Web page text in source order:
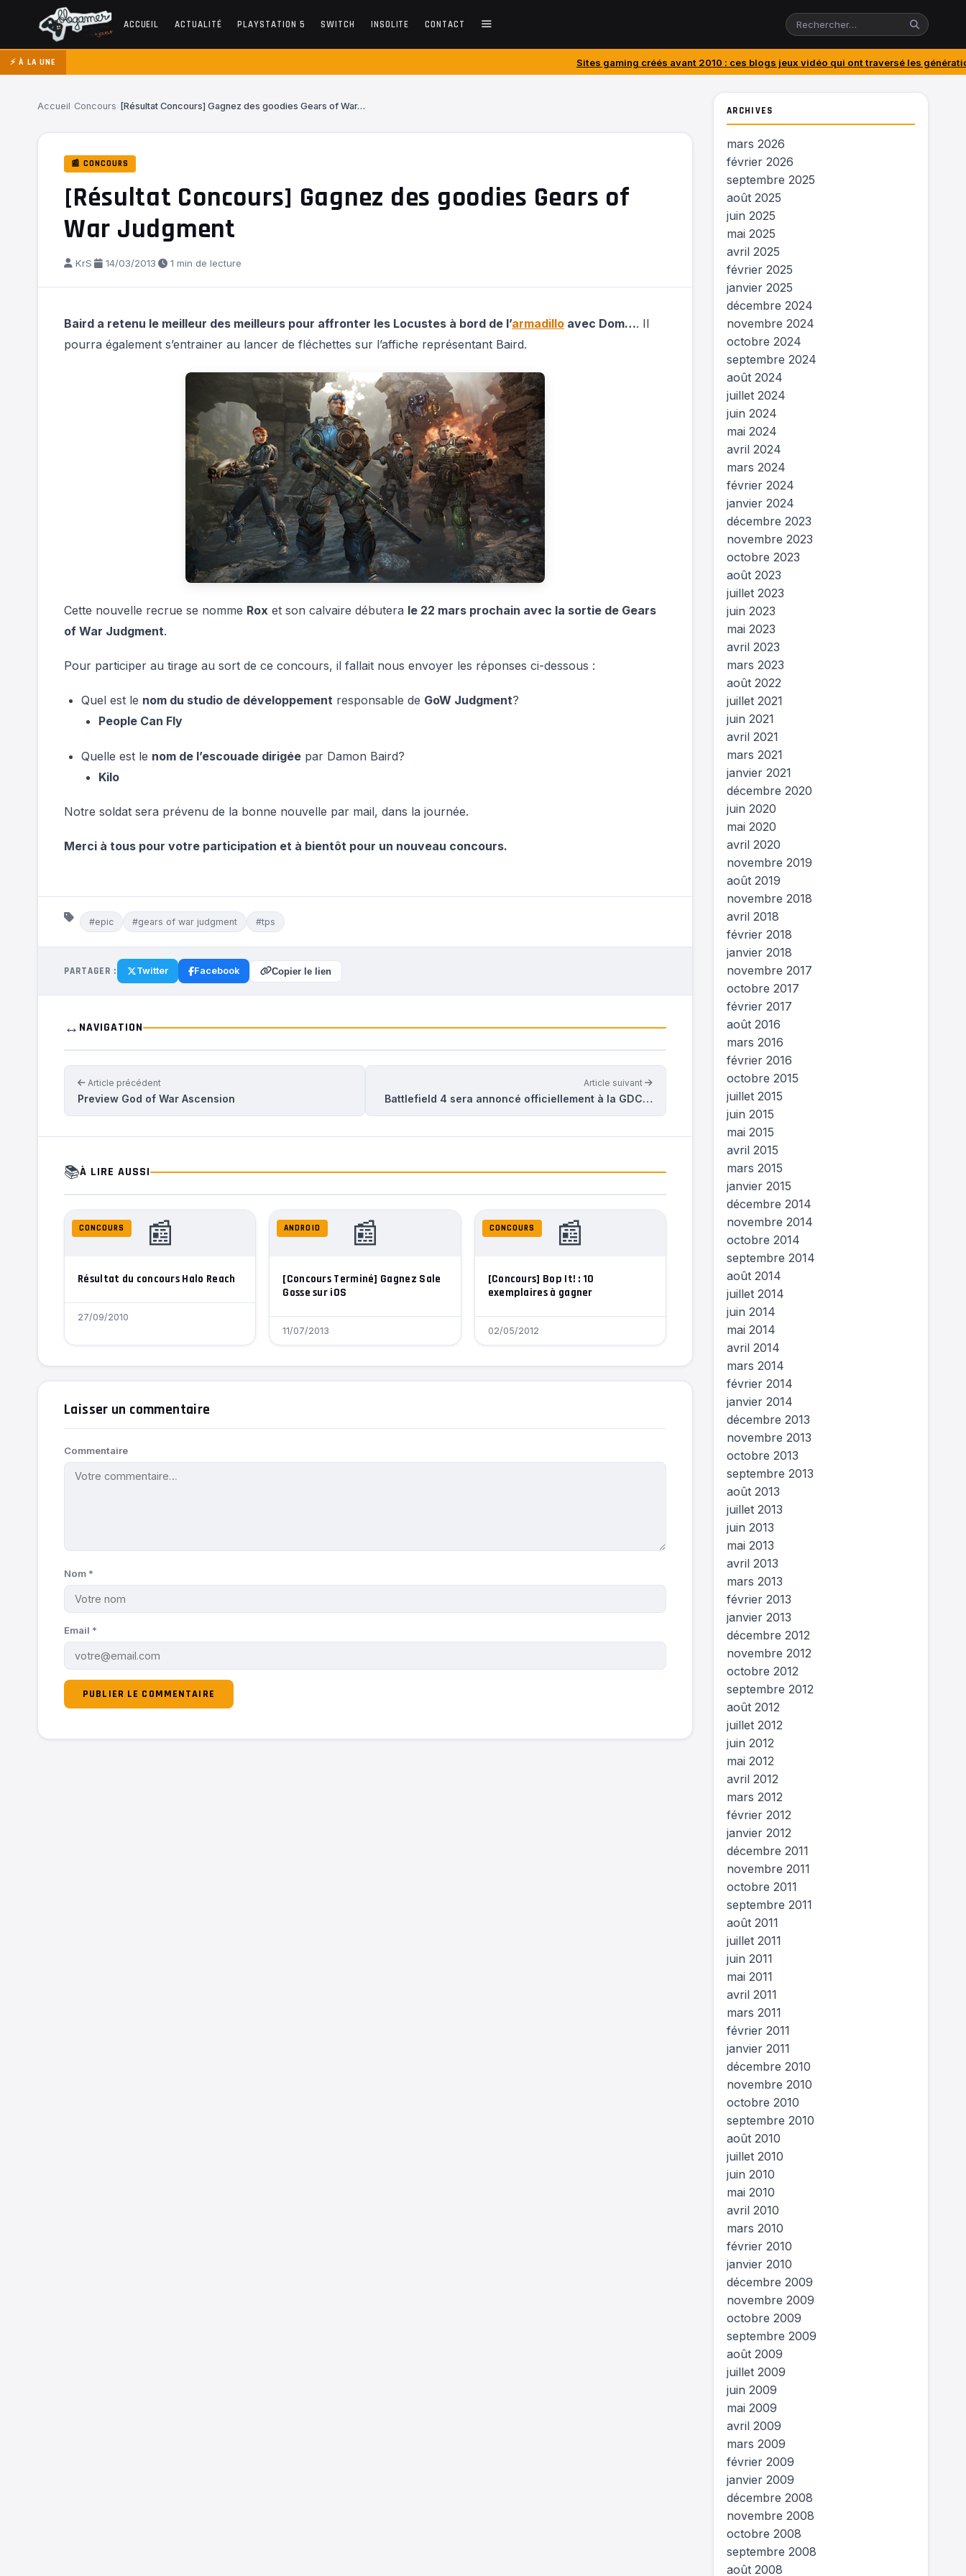
ACCUEIL ACTUALITÉ PLAYSTATION 5 SWITCH INSOLITE CONTACT
⚡ À LA UNE Sites gaming créés avant 2010 : ces blogs jeux vidéo qui ont traversé les générationsJ’ai acheté
Accueil Concours [Résultat Concours] Gagnez des goodies Gears of War…
📰 CONCOURS
[Résultat Concours] Gagnez des goodies Gears of
War Judgment
KrS· 14/03/2013· 1 min de lecture
Baird a retenu le meilleur des meilleurs pour affronter les Locustes à bord de l’armadillo avec Dom…. Il
pourra également s’entrainer au lancer de fléchettes sur l’affiche représentant Baird.
Cette nouvelle recrue se nomme Rox et son calvaire débutera le 22 mars prochain avec la sortie de Gears
of War Judgment.
Pour participer au tirage au sort de ce concours, il fallait nous envoyer les réponses ci-dessous :
Quel est le nom du studio de développement responsable de GoW Judgment?
People Can Fly
Quelle est le nom de l’escouade dirigée par Damon Baird?
Kilo
Notre soldat sera prévenu de la bonne nouvelle par mail, dans la journée.
Merci à tous pour votre participation et à bientôt pour un nouveau concours.
#epic #gears of war judgment #tps
PARTAGER : Twitter Facebook Copier le lien
↔️ NAVIGATION
Article précédent
Preview God of War Ascension
Article suivant
Battlefield 4 sera annoncé officiellement à la GDC…
📚À LIRE AUSSI
📰
CONCOURS
Résultat du concours Halo Reach
27/09/2010
📰
ANDROID
[Concours Terminé] Gagnez Sale
Gosse sur iOS
11/07/2013
📰
CONCOURS
[Concours] Bop It! : 10
exemplaires à gagner
02/05/2012
Laisser un commentaire
Commentaire
Nom *
Email *
ARCHIVES
mars 2026
février 2026
septembre 2025
août 2025
juin 2025
mai 2025
avril 2025
février 2025
janvier 2025
décembre 2024
novembre 2024
octobre 2024
septembre 2024
août 2024
juillet 2024
juin 2024
mai 2024
avril 2024
mars 2024
février 2024
janvier 2024
décembre 2023
novembre 2023
octobre 2023
août 2023
juillet 2023
juin 2023
mai 2023
avril 2023
mars 2023
août 2022
juillet 2021
juin 2021
avril 2021
mars 2021
janvier 2021
décembre 2020
juin 2020
mai 2020
avril 2020
novembre 2019
août 2019
novembre 2018
avril 2018
février 2018
janvier 2018
novembre 2017
octobre 2017
février 2017
août 2016
mars 2016
février 2016
octobre 2015
juillet 2015
juin 2015
mai 2015
avril 2015
mars 2015
janvier 2015
décembre 2014
novembre 2014
octobre 2014
septembre 2014
août 2014
juillet 2014
juin 2014
mai 2014
avril 2014
mars 2014
février 2014
janvier 2014
décembre 2013
novembre 2013
octobre 2013
septembre 2013
août 2013
juillet 2013
juin 2013
mai 2013
avril 2013
mars 2013
février 2013
janvier 2013
décembre 2012
novembre 2012
octobre 2012
septembre 2012
août 2012
juillet 2012
juin 2012
mai 2012
avril 2012
mars 2012
février 2012
janvier 2012
décembre 2011
novembre 2011
octobre 2011
septembre 2011
août 2011
juillet 2011
juin 2011
mai 2011
avril 2011
mars 2011
février 2011
janvier 2011
décembre 2010
novembre 2010
octobre 2010
septembre 2010
août 2010
juillet 2010
juin 2010
mai 2010
avril 2010
mars 2010
février 2010
janvier 2010
décembre 2009
novembre 2009
octobre 2009
septembre 2009
août 2009
juillet 2009
juin 2009
mai 2009
avril 2009
mars 2009
février 2009
janvier 2009
décembre 2008
novembre 2008
octobre 2008
septembre 2008
août 2008